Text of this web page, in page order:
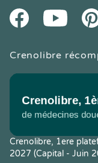
FacebookYoutube
Crenolibre
Crenolibre, 1ere
2027 (Capital - Juin